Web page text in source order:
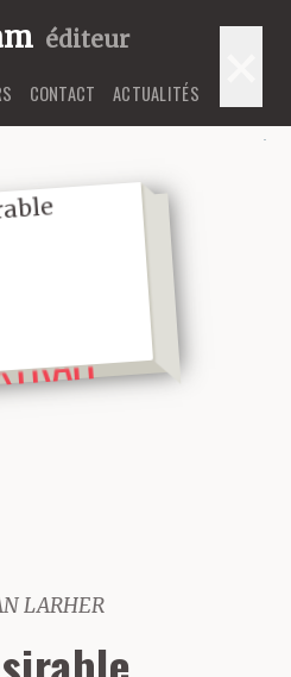
éditeur
CONTACT ACTUALITÉS
LARHER